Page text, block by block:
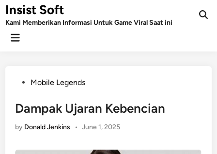
Skip
toInsist Soft
Kami Memberikan Informasi Untuk Game Viral Saat ini
Main
PostedMobile Legends
Dampak Ujaran Kebencian
by Donald Jenkins • June 1, 2025